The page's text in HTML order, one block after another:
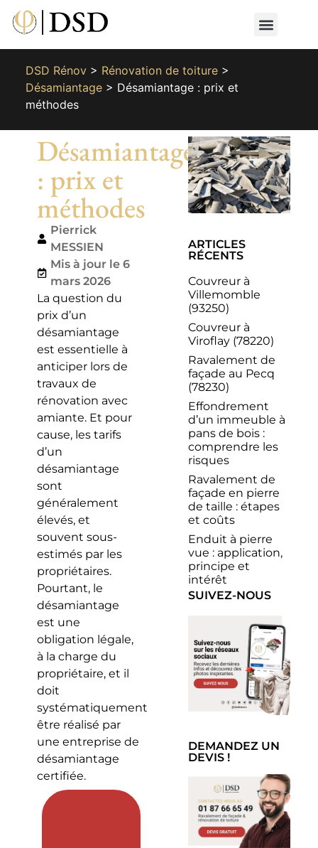
DSD Rénov> Rénovation de toiture>
Désamiantage> Désamiantage : prix et
méthodes
Désamiantage
: prix et
méthodes
Pierrick
MESSIEN
Mis à jour le 6
mars 2026
La question du
prix d’un
désamiantage
est essentielle à
anticiper lors de
travaux de
rénovation avec
amiante. Et pour
cause, les tarifs
d’un
désamiantage
sont
généralement
élevés, et
souvent sous-
estimés par les
propriétaires.
Pourtant, le
désamiantage
est une
obligation légale,
à la charge du
propriétaire, et il
doit
systématiquement
être réalisé par
une entreprise de
désamiantage
certifiée.
ARTICLES
RÉCENTS
Couvreur à
Villemomble
(93250)
Couvreur à
Viroflay (78220)
Ravalement de
façade au Pecq
(78230)
Effondrement
d’un immeuble à
pans de bois :
comprendre les
risques
Ravalement de
façade en pierre
de taille : étapes
et coûts
Enduit à pierre
vue : application,
principe et
intérêt
SUIVEZ-NOUS
DEMANDEZ UN
DEVIS !